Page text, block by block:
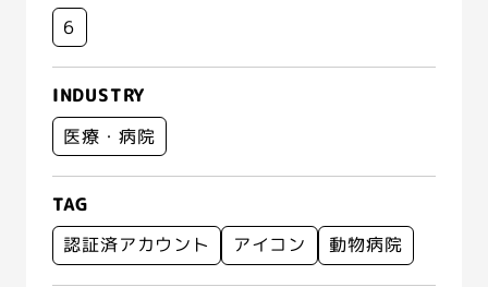
6
INDUSTRY
医療・病院
TAG
認証済アカウント
アイコン 動物病院